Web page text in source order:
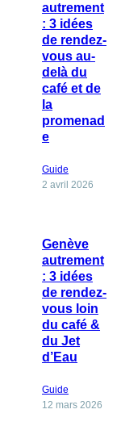
autrement
: 3 idées
de rendez-
vous au-
delà du
café et de
la
promenad
e
Guide
2 avril 2026
Genève
autrement
: 3 idées
de rendez-
vous loin
du café &
du Jet
d’Eau
Guide
12 mars 2026